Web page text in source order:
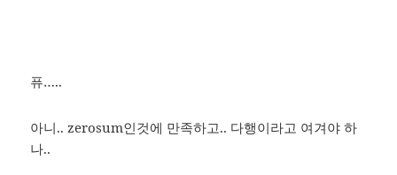
퓨…..
아니.. zerosum인것에 만족하고.. 다행이라고 여겨야 하
나..